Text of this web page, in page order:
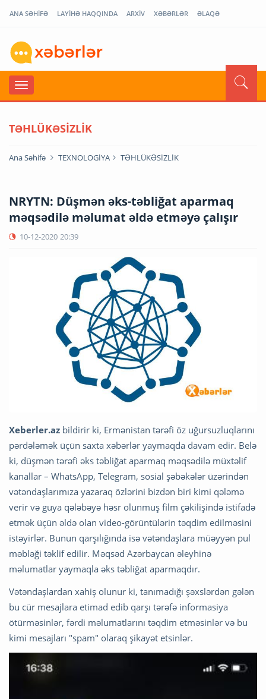
ANA SƏHİFƏ LAYİHƏ HAQQINDA ARXİV XƏBƏRLƏR ƏLAQƏ
TƏHLÜKƏSİZLİK
Ana Səhifə TEXNOLOGİYA TƏHLÜKƏSİZLİK
NRYTN: Düşmən əks-təbliğat aparmaq
məqsədilə məlumat əldə etməyə çalışır
10-12-2020 20:39
Xeberler.az bildirir ki, Ermənistan tərəfi öz uğursuzluqlarını
pərdələmək üçün saxta xəbərlər yaymaqda davam edir. Belə
ki, düşmən tərəfi əks təbliğat aparmaq məqsədilə müxtəlif
kanallar – WhatsApp, Telegram, sosial şəbəkələr üzərindən
vətəndaşlarımıza yazaraq özlərini bizdən biri kimi qələmə
verir və guya qələbəyə həsr olunmuş film çəkilişində istifadə
etmək üçün əldə olan video-görüntülərin təqdim edilməsini
istəyirlər. Bunun qarşılığında isə vətəndaşlara müəyyən pul
məbləği təklif edilir. Məqsəd Azərbaycan əleyhinə
məlumatlar yaymaqla əks təbliğat aparmaqdır.
Vətəndaşlardan xahiş olunur ki, tanımadığı şəxslərdən gələn
bu cür mesajlara etimad edib qarşı tərəfə informasiya
ötürməsinlər, fərdi məlumatlarını təqdim etməsinlər və bu
kimi mesajları "spam" olaraq şikayət etsinlər.